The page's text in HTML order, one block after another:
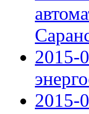
2015-
2015-